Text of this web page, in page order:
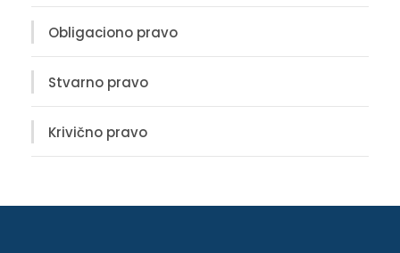
Obligaciono pravo
Stvarno pravo
Krivično pravo